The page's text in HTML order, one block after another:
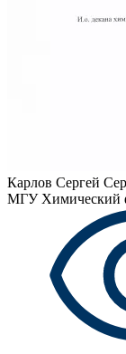
Карлов Сергей
МГУ Химический